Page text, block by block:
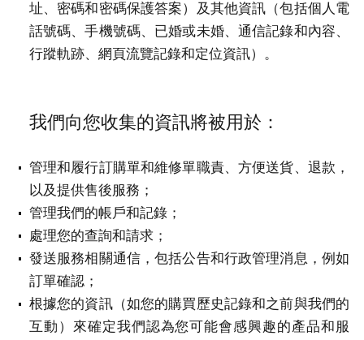
址、密碼和密碼保護答案）及其他資訊（包括個人電
話號碼、手機號碼、已婚或未婚、通信記錄和內容、
行蹤軌跡、網頁流覽記錄和定位資訊）。
我們向您收集的資訊將被用於：
管理和履行訂購單和維修單職責、方便送貨、退款，
以及提供售後服務；
管理我們的帳戶和記錄；
處理您的查詢和請求；
發送服務相關通信，包括公告和行政管理消息，例如
訂單確認；
根據您的資訊（如您的購買歷史記錄和之前與我們的
互動）來確定我們認為您可能會感興趣的產品和服